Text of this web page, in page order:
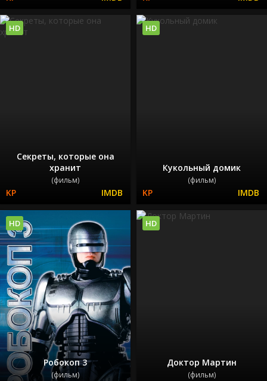
Секреты, которые она
хранит
(фильм)
HD
Кукольный домик
(фильм)
HD
Робокоп 3
(фильм)
HD
Доктор Мартин
(фильм)
HD